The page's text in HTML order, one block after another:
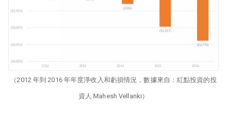
（2012 年到 2016 年年度淨收入和虧損情況，數據來自：紅點投資的投
資人 Mahesh Vellanki）